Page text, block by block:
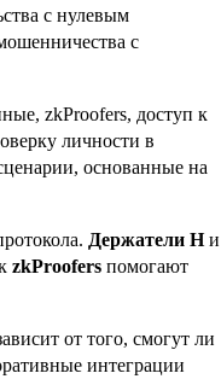
с нулевым
с
zkProofers, доступ к
личности в
основанные на
Держатели Hи
zkProofers помогают
от того, смогут ли
интеграции